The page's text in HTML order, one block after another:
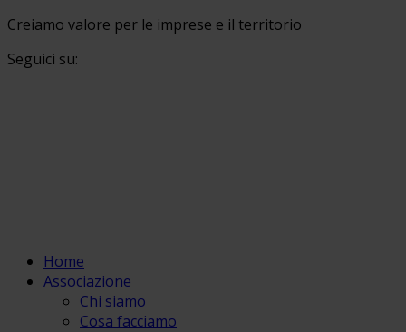
Creiamo valore per le imprese e il territorio
Seguici su:
Home
Associazione
Chi siamo
Cosa facciamo